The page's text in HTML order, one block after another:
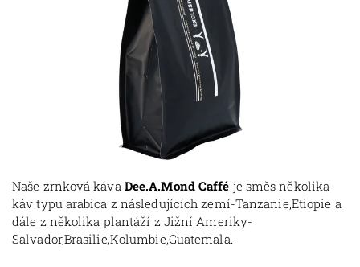
Naše zrnková káva Dee.A.Mond Caffé je směs několika
káv typu arabica z následujících zemí-Tanzanie,Etiopie a
dále z několika plantáží z Jižní Ameriky-
Salvador,Brasilie,Kolumbie,Guatemala.